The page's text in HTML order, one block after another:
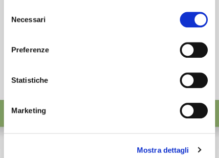
desideri accettare e cliccando ACCETTA SELEZIONATI.
delNecessari
Preferenze
Statistiche
Marketing
Mostra dettagli